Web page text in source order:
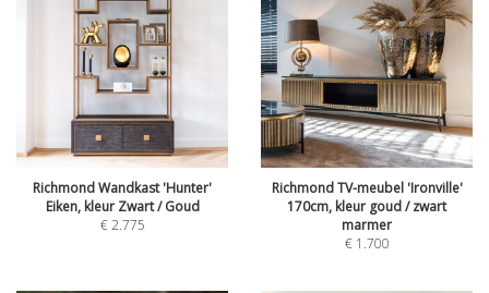
Richmond Wandkast 'Hunter'
Eiken, kleur Zwart / Goud
€2.775
Richmond TV-meubel 'Ironville'
170cm, kleur goud / zwart
marmer
€ 1.700